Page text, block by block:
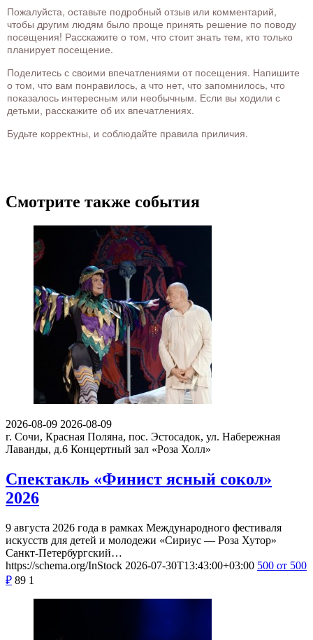
Пожалуйста, оставьте подробный отзыв или комментарий,
чтобы другим людям было проще принять решение по поводу
посещения! Расскажите о том, что стоит знать тем, кто только
планирует посещение.
Поделитесь с своими впечатлениями от посещения. Напишите
о том, что вам понравилось, а что нет, что запомнилось, что
показалось интересным или необычным. Если вы ходили с
детьми, расскажите об их впечатлениях.
Будьте корректны, и соблюдайте правила приличия.
Смотрите также события
2026-08-09 2026-08-09
г. Сочи, Красная Поляна, пос. Эстосадок, ул. Набережная
Лаванды, д.6 Концертный зал «Роза Холл»
Спектакль «Финист ясный сокол»
2026
9 августа 2026 года в рамках Международного фестиваля
искусств для детей и молодежи «Сириус — Роза Хутор»
Санкт-Петербургский…
https://schema.org/InStock 2026-07-30T13:43:00+03:00 500 от 500
₽ 89 1